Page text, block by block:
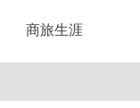
商旅生涯